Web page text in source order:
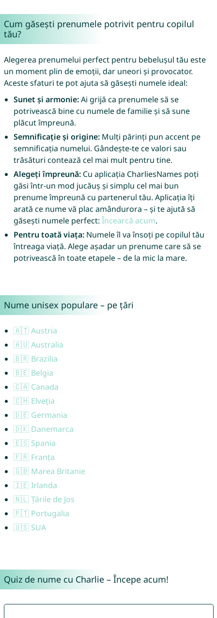
Cum găsești prenumele potrivit pentru copilul
tău?
Alegerea prenumelui perfect pentru bebelușul tău este
un moment plin de emoții, dar uneori și provocator.
Aceste sfaturi te pot ajuta să găsești numele ideal:
Sunet și armonie:Ai grijă ca prenumele să se
potrivească bine cu numele de familie și să sune
plăcut împreună.
Semnificație și origine:Mulți părinți pun accent pe
semnificația numelui. Gândește-te ce valori sau
trăsături contează cel mai mult pentru tine.
Alegeți împreună:Cu aplicația CharliesNames poți
găsi într-un mod jucăuș și simplu cel mai bun
prenume împreună cu partenerul tău. Aplicația îți
arată ce nume vă plac amândurora – și te ajută să
găsești numele perfect: Încearcă acum.
Pentru toată viața:Numele îl va însoți pe copilul tău
întreaga viață. Alege așadar un prenume care să se
potrivească în toate etapele – de la mic la mare.
Nume unisex populare – pe țări
🇦🇹 Austria
🇦🇺 Australia
🇧🇷 Brazilia
🇧🇪 Belgia
🇨🇦 Canada
🇨🇭 Elveția
🇩🇪 Germania
🇩🇰 Danemarca
🇪🇸 Spania
🇫🇷 Franța
🇬🇧 Marea Britanie
🇮🇪 Irlanda
🇳🇱 Țările de Jos
🇵🇹 Portugalia
🇺🇸 SUA
Quiz de nume cu Charlie – Începe acum!